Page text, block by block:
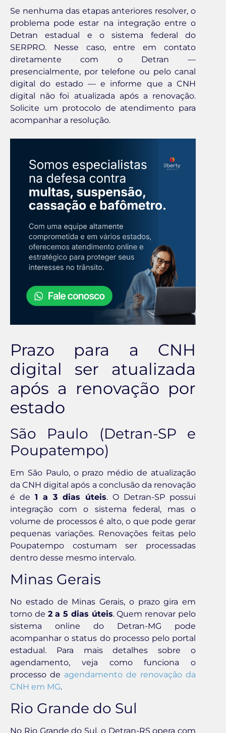
Se nenhuma das etapas anteriores resolver, o
problema pode estar na integração entre o
Detran estadual e o sistema federal do
SERPRO. Nesse caso, entre em contato
diretamente com o Detran —
presencialmente, por telefone ou pelo canal
digital do estado — e informe que a CNH
digital não foi atualizada após a renovação.
Solicite um protocolo de atendimento para
acompanhar a resolução.
Prazo para a CNH
digital ser atualizada
após a renovação por
estado
São Paulo (Detran-SP e
Poupatempo)
Em São Paulo, o prazo médio de atualização
da CNH digital após a conclusão da renovação
é de 1 a 3 dias úteis. O Detran-SP possui
integração com o sistema federal, mas o
volume de processos é alto, o que pode gerar
pequenas variações. Renovações feitas pelo
Poupatempo costumam ser processadas
dentro desse mesmo intervalo.
Minas Gerais
No estado de Minas Gerais, o prazo gira em
torno de 2 a 5 dias úteis. Quem renovar pelo
sistema online do Detran-MG pode
acompanhar o status do processo pelo portal
estadual. Para mais detalhes sobre o
agendamento, veja como funciona o
processo de agendamento de renovação da
CNH em MG.
Rio Grande do Sul
No Rio Grande do Sul, o Detran-RS opera com